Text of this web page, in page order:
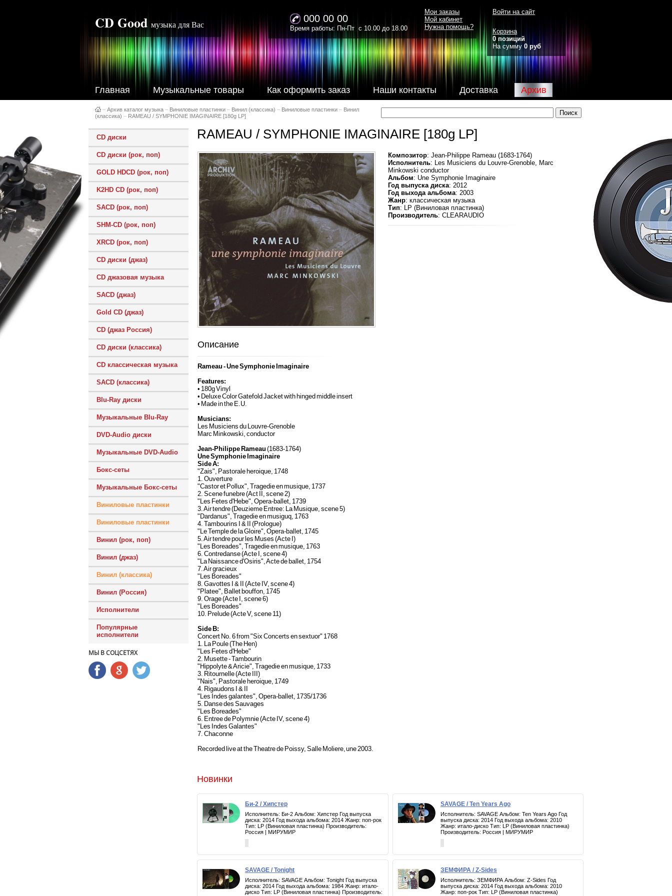
CD Good музыка для Вас
000 00 00
Время работы: Пн-Пт с 10.00 до 18.00
Главная Музыкальные товары Как оформить заказ Наши контакты Доставка Архив
Мои заказы
Мой кабинет
Нужна помощь?
Войти на сайт
Корзина
0 позиций
На сумму 0 руб
– Архив каталог музыка – Виниловые пластинки – Винил (классика) – Виниловые пластинки – Винил
(классика) – RAMEAU / SYMPHONIE IMAGINAIRE [180g LP]
CD диски
CD диски (рок, поп)
GOLD HDCD (рок, поп)
K2HD CD (рок, поп)
SACD (рок, поп)
SHM-CD (рок, поп)
XRCD (рок, поп)
CD диски (джаз)
CD джазовая музыка
SACD (джаз)
Gold CD (джаз)
CD (джаз Россия)
CD диски (классика)
CD классическая музыка
SACD (классика)
Blu-Ray диски
Музыкальные Blu-Ray
DVD-Audio диски
Музыкальные DVD-Audio
Бокс-сеты
Музыкальные Бокс-сеты
Виниловые пластинки
Виниловые пластинки
Винил (рок, поп)
Винил (джаз)
Винил (классика)
Винил (Россия)
Исполнители
Популярные
исполнители
МЫ В СОЦСЕТЯХ
RAMEAU / SYMPHONIE IMAGINAIRE [180g LP]
Композитор: Jean-Philippe Rameau (1683-1764)
Исполнитель: Les Musiciens du Louvre-Grenoble, Marc
Minkowski conductor
Альбом: Une Symphonie Imaginaire
Год выпуска диска: 2012
Год выхода альбома: 2003
Жанр: классическая музыка
Тип: LP (Виниловая пластинка)
Производитель: CLEARAUDIO
Описание
Rameau - Une Symphonie Imaginaire
Features:
• 180g Vinyl
• Deluxe Color Gatefold Jacket with hinged middle insert
• Made in the E.U.
Musicians:
Les Musiciens du Louvre-Grenoble
Marc Minkowski, conductor
Jean-Philippe Rameau (1683-1764)
Une Symphonie Imaginaire
Side A:
"Zais", Pastorale heroique, 1748
1. Ouverture
"Castor et Pollux", Tragedie en musique, 1737
2. Scene funebre (Act II, scene 2)
"Les Fetes d'Hebe", Opera-ballet, 1739
3. Air tendre (Deuzieme Entree: La Musique, scene 5)
"Dardanus", Tragedie en musiguq, 1763
4. Tambourins I & II (Prologue)
"Le Temple de la Gloire", Opera-ballet, 1745
5. Air tendre pour les Muses (Acte I)
"Les Boreades", Tragedie en musique, 1763
6. Contredanse (Acte I, scene 4)
"La Naissance d'Osiris", Acte de ballet, 1754
7. Air gracieux
"Les Boreades"
8. Gavottes I & II (Acte IV, scene 4)
"Platee", Ballet bouffon, 1745
9. Orage (Acte I, scene 6)
"Les Boreades"
10. Prelude (Acte V, scene 11)
Side B:
Concert No. 6 from "Six Concerts en sextuor" 1768
1. La Poule (The Hen)
"Les Fetes d'Hebe"
2. Musette - Tambourin
"Hippolyte & Aricie", Tragedie en musique, 1733
3. Ritournelle (Acte III)
"Nais", Pastorale heroique, 1749
4. Rigaudons I & II
"Les Indes galantes", Opera-ballet, 1735/1736
5. Danse des Sauvages
"Les Boreades"
6. Entree de Polymnie (Acte IV, scene 4)
"Les Indes Galantes"
7. Chaconne
Recorded live at the Theatre de Poissy, Salle Moliere, une 2003.
Новинки
Би-2 / Хипстер
Исполнитель: Би-2 Альбом: Хипстер Год выпуска
диска: 2014 Год выхода альбома: 2014 Жанр: поп-рок
Тип: LP (Виниловая пластинка) Производитель:
Россия | МИРУМИР
SAVAGE / Ten Years Ago
Исполнитель: SAVAGE Альбом: Ten Years Ago Год
выпуска диска: 2014 Год выхода альбома: 2010
Жанр: итало-диско Тип: LP (Виниловая пластинка)
Производитель: Россия | МИРУМИР
SAVAGE / Tonight
Исполнитель: SAVAGE Альбом: Tonight Год выпуска
диска: 2014 Год выхода альбома: 1984 Жанр: итало-
диско Тип: LP (Виниловая пластинка) Производитель:
ЗЕМФИРА / Z-Sides
Исполнитель: ЗЕМФИРА Альбом: Z-Sides Год
выпуска диска: 2014 Год выхода альбома: 2010
Жанр: поп-рок Тип: LP (Виниловая пластинка)